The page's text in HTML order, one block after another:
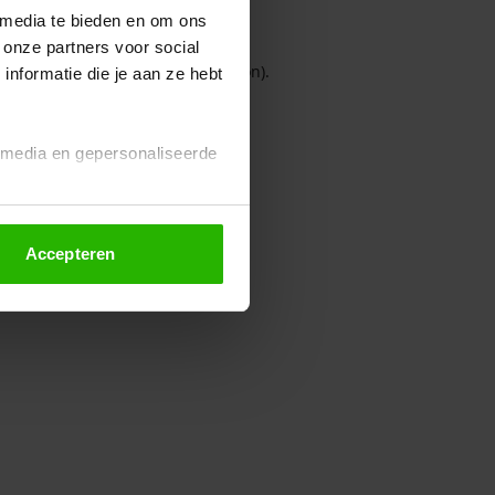
te bieden en om ons
partners voor social
die je aan ze hebt
en gepersonaliseerde
altijd wijzigen of
Accepteren
console for more information).